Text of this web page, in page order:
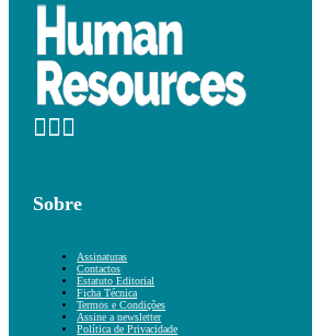
Sobre
Assinaturas
Contactos
Estatuto Editorial
Ficha Técnica
Termos e Condições
Assine a newsletter
Política de Privacidade